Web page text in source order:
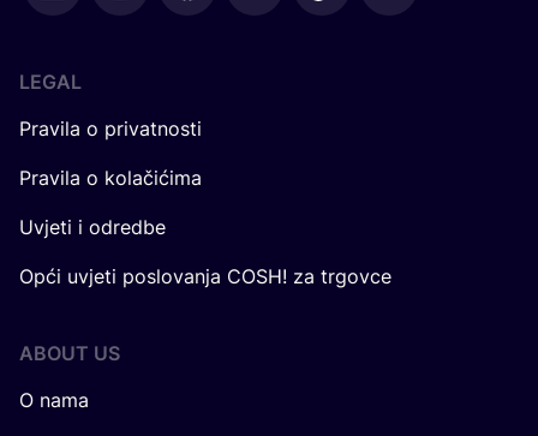
LEGAL
Pravila o privatnosti
Pravila o kolačićima
Uvjeti i odredbe
Opći uvjeti poslovanja COSH! za trgovce
ABOUT US
O nama